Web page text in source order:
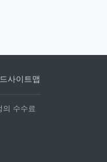
사이트맵
의 수수료